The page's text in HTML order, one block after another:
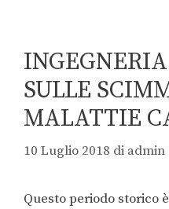
SULLE
MALATTIE
10 Luglio 2018 di admin
Questo periodo storico